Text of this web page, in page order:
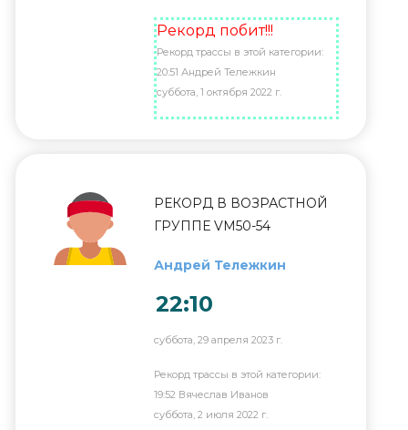
Рекорд побит!!!
Рекорд трассы в этой категории:
20:51 Андрей Тележкин
суббота, 1 октября 2022 г.
РЕКОРД В ВОЗРАСТНОЙ
ГРУППЕ VM50-54
Андрей Тележкин
22:10
суббота, 29 апреля 2023 г.
Рекорд трассы в этой категории:
19:52 Вячеслав Иванов
суббота, 2 июля 2022 г.